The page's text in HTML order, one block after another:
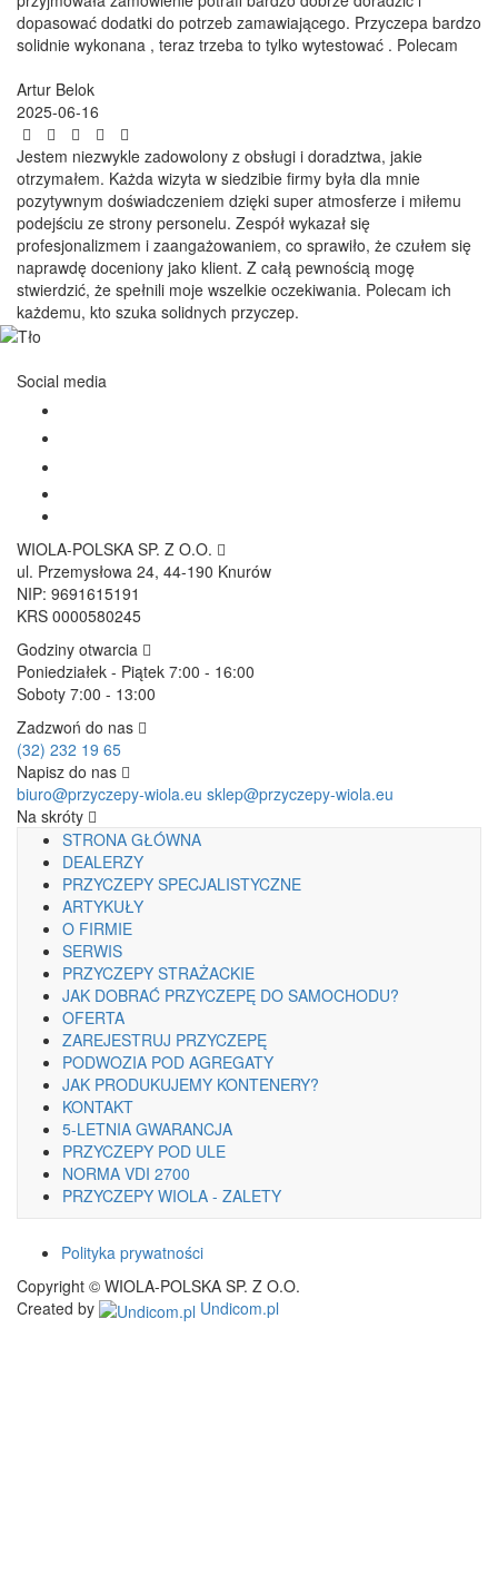
dopasować dodatki do potrzeb zamawiającego. Przyczepa bardzo
solidnie wykonana , teraz trzeba to tylko wytestować . Polecam
Artur Belok
2025-06-16
Jestem niezwykle zadowolony z obsługi i doradztwa, jakie
otrzymałem. Każda wizyta w siedzibie firmy była dla mnie
pozytywnym doświadczeniem dzięki super atmosferze i miłemu
podejściu ze strony personelu. Zespół wykazał się
profesjonalizmem i zaangażowaniem, co sprawiło, że czułem się
naprawdę doceniony jako klient. Z całą pewnością mogę
stwierdzić, że spełnili moje wszelkie oczekiwania. Polecam ich
każdemu, kto szuka solidnych przyczep.
Social media
WIOLA-POLSKA SP. Z O.O.
ul. Przemysłowa 24, 44-190 Knurów
NIP: 9691615191
KRS 0000580245
Godziny otwarcia
Poniedziałek - Piątek 7:00 - 16:00
Soboty 7:00 - 13:00
Zadzwoń do nas
(32) 232 19 65
Napisz do nas
biuro@przyczepy-wiola.eu sklep@przyczepy-wiola.eu
Na skróty
STRONA GŁÓWNA
DEALERZY
PRZYCZEPY SPECJALISTYCZNE
ARTYKUŁY
O FIRMIE
SERWIS
PRZYCZEPY STRAŻACKIE
JAK DOBRAĆ PRZYCZEPĘ DO SAMOCHODU?
OFERTA
ZAREJESTRUJ PRZYCZEPĘ
PODWOZIA POD AGREGATY
JAK PRODUKUJEMY KONTENERY?
KONTAKT
5-LETNIA GWARANCJA
PRZYCZEPY POD ULE
NORMA VDI 2700
PRZYCZEPY WIOLA - ZALETY
Polityka prywatności
Copyright © WIOLA-POLSKA SP. Z O.O.
Created by
Undicom.pl